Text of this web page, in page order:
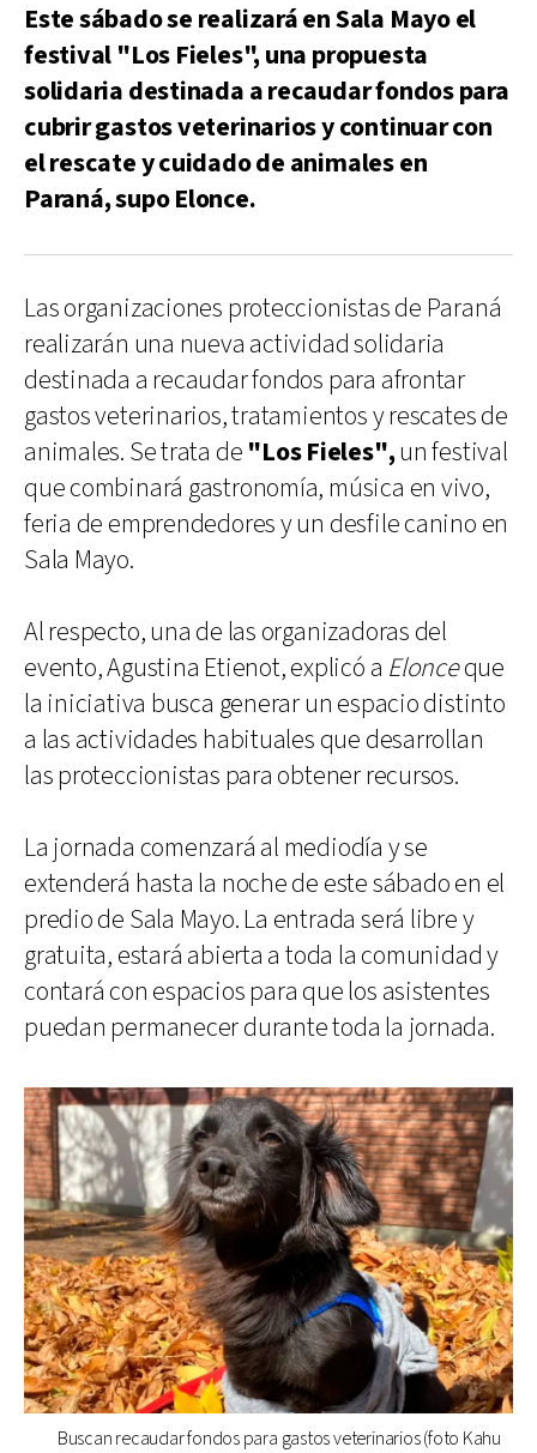
Este sábado se realizará en Sala Mayo el
festival "Los Fieles", una propuesta
solidaria destinada a recaudar fondos para
cubrir gastos veterinarios y continuar con
el rescate y cuidado de animales en
Paraná, supo Elonce.
Las organizaciones proteccionistas de Paraná
realizarán una nueva actividad solidaria
destinada a recaudar fondos para afrontar
gastos veterinarios, tratamientos y rescates de
animales. Se trata de "Los Fieles",un festival
que combinará gastronomía, música en vivo,
feria de emprendedores y un desfile canino en
Sala Mayo.
Al respecto, una de las organizadoras del
evento, Agustina Etienot, explicó a Elonceque
la iniciativa busca generar un espacio distinto
a las actividades habituales que desarrollan
las proteccionistas para obtener recursos.
La jornada comenzará al mediodía y se
extenderá hasta la noche de este sábado en el
predio de Sala Mayo. La entrada será libre y
gratuita, estará abierta a toda la comunidad y
contará con espacios para que los asistentes
puedan permanecer durante toda la jornada.
Buscan recaudar fondos para gastos veterinarios (foto Kahu